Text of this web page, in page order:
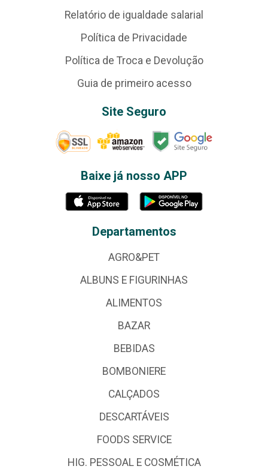
Relatório de igualdade salarial
Política de Privacidade
Política de Troca e Devolução
Guia de primeiro acesso
Site Seguro
Baixe já nosso APP
Departamentos
AGRO&PET
ALBUNS E FIGURINHAS
ALIMENTOS
BAZAR
BEBIDAS
BOMBONIERE
CALÇADOS
DESCARTÁVEIS
FOODS SERVICE
HIG. PESSOAL E COSMÉTICA